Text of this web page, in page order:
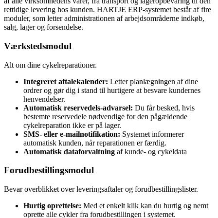
rettidige levering hos kunden. HARTJE ERP-systemet består af fire
moduler, som letter administrationen af arbejdsområderne indkøb,
salg, lager og forsendelse.
Værkstedsmodul
Alt om dine cykelreparationer.
Integreret aftalekalender: Letter planlægningen af dine
ordrer og gør dig i stand til hurtigere at besvare kundernes
henvendelser.
Automatisk reservedels-advarsel: Du får besked, hvis
bestemte reservedele nødvendige for den pågældende
cykelreparation ikke er på lager.
SMS- eller e-mailnotifikation: Systemet informerer
automatisk kunden, når reparationen er færdig.
Automatisk dataforvaltning af kunde- og cykeldata
Forudbestillingsmodul
Bevar overblikket over leveringsaftaler og forudbestillingslister.
Hurtig oprettelse: Med et enkelt klik kan du hurtig og nemt
oprette alle cykler fra forudbestillingen i systemet.